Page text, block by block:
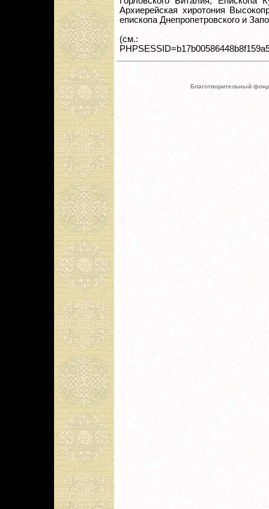
Архиерейская хиротония
епископа Днепропетровского и
(см.:
Благотворительный